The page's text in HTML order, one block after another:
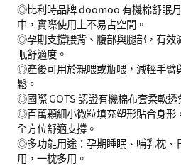
◎比利時品牌 doomoo 有機棉舒眠
中，實際使用上不易占空間。
◎孕期支撐腰背、腹部與腿部，有效
眠舒適度。
◎產後可用於親喂或瓶喂，減輕手臂
鬆。
◎國際 GOTS 認證有機棉布套柔軟透
◎百萬顆細小微粒填充塑形貼合身形
全方位舒適支撐。
◎多功能用途：孕期睡眠、哺乳枕、
用，一枕多用。